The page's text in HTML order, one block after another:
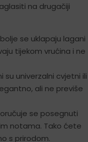
na drugačiji
se uklapaju lagani
tijekom vrućina i ne
su univerzalni cvjetni ili
ali ne previše
se posegnuti
notama. Tako ćete
s prirodom.